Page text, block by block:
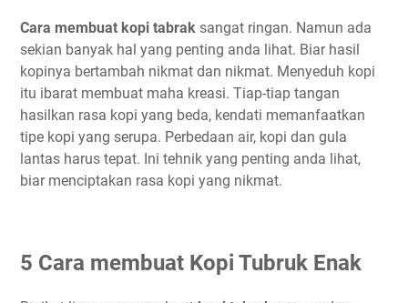
Cara membuat kopi tabrak sangat ringan. Namun ada
sekian banyak hal yang penting anda lihat. Biar hasil
kopinya bertambah nikmat dan nikmat. Menyeduh kopi
itu ibarat membuat maha kreasi. Tiap-tiap tangan
hasilkan rasa kopi yang beda, kendati memanfaatkan
tipe kopi yang serupa. Perbedaan air, kopi dan gula
lantas harus tepat. Ini tehnik yang penting anda lihat,
biar menciptakan rasa kopi yang nikmat.
5 Cara membuat Kopi Tubruk Enak